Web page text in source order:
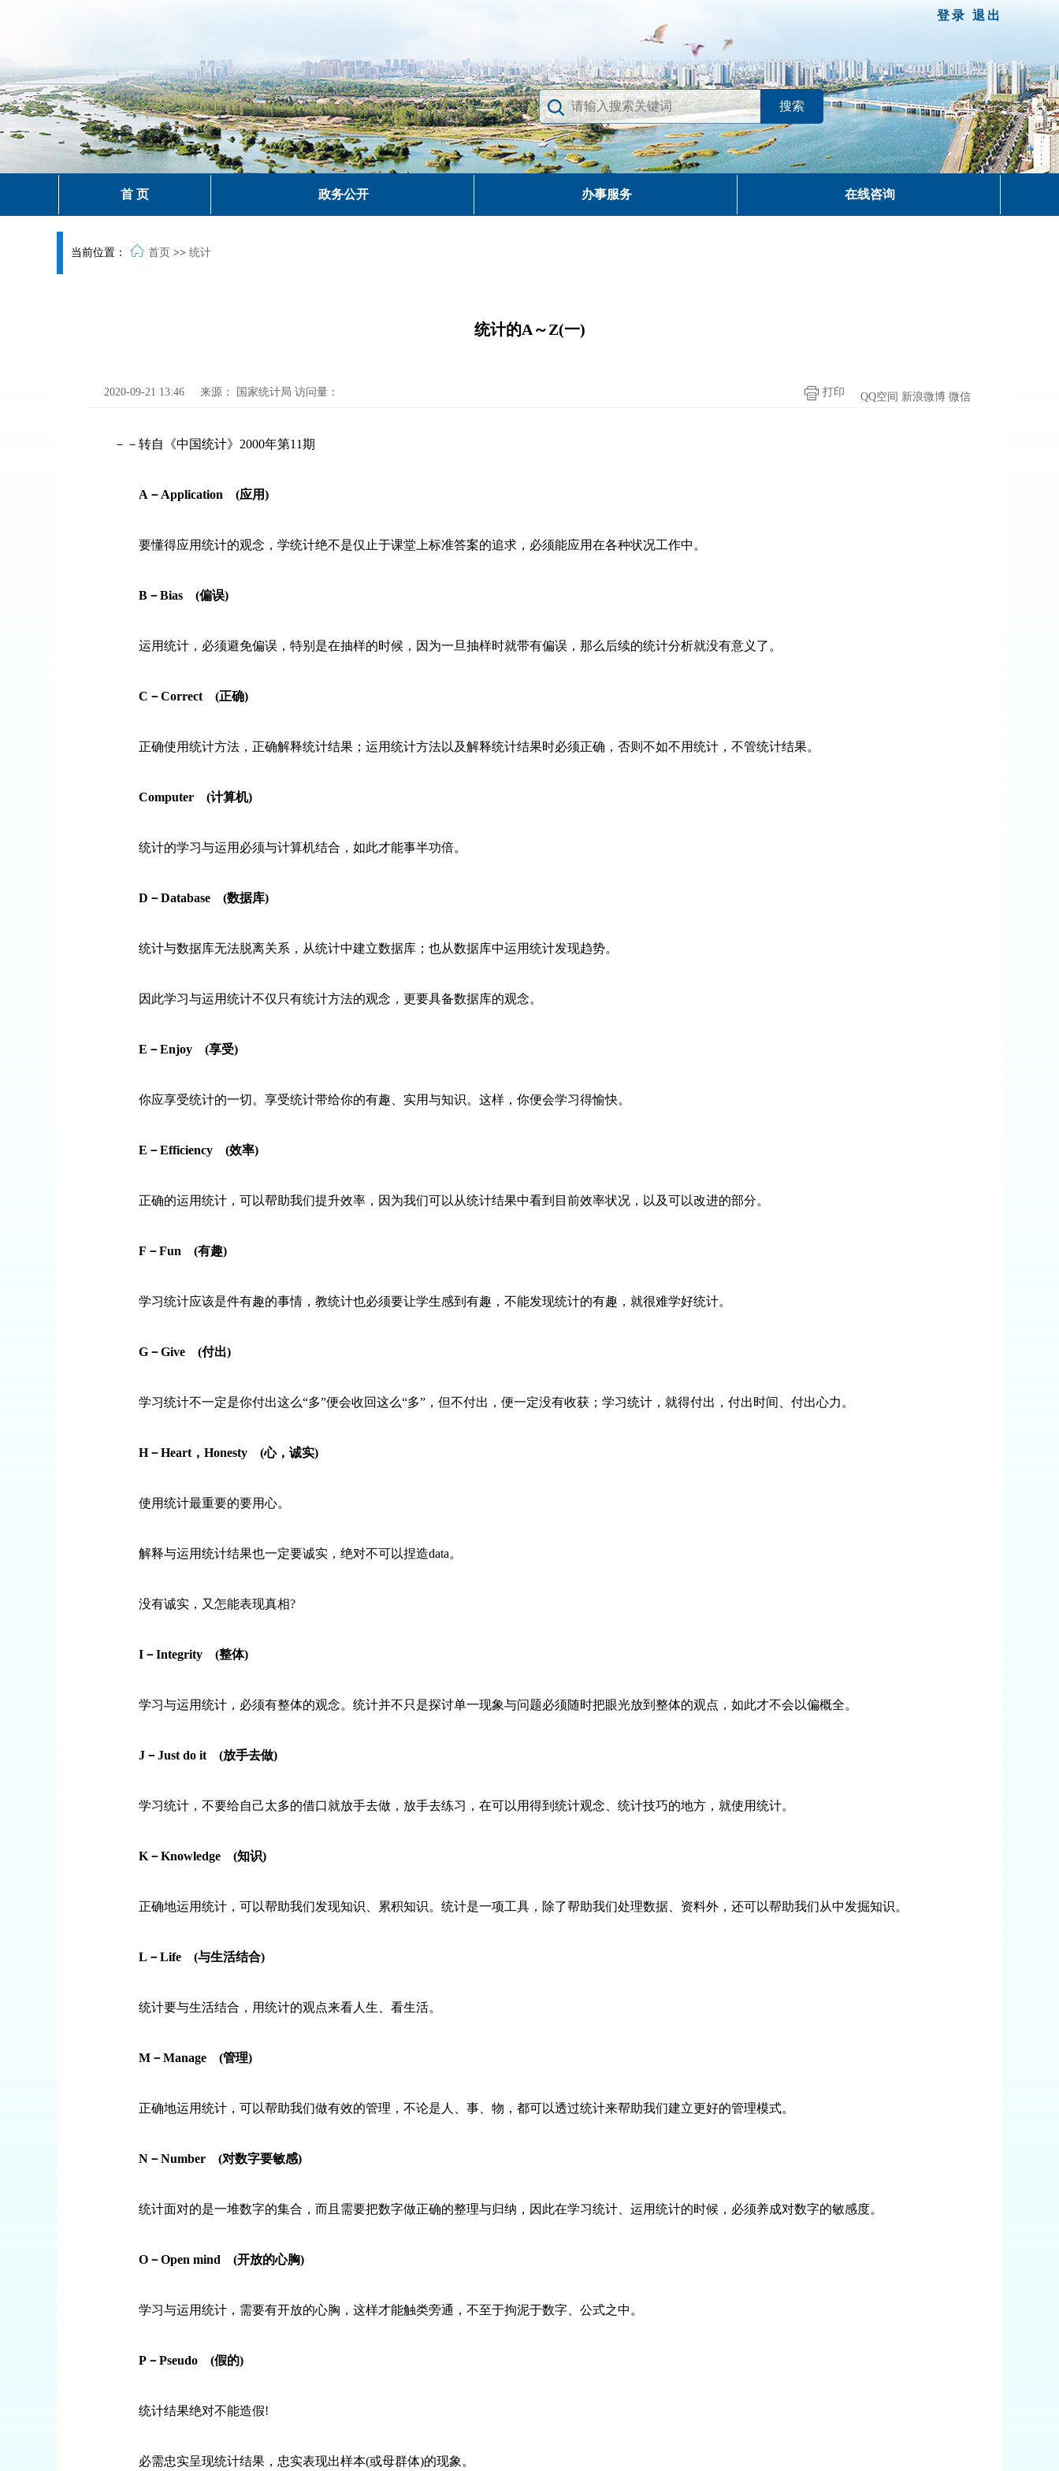
登录 退出
首 页 政务公开 办事服务 在线咨询
当前位置： 首页 >> 统计
统计的A～Z(一)
2020-09-21 13:46 来源： 国家统计局 访问量： 打印 QQ空间 新浪微博 微信
－－转自《中国统计》 2000年第11期
A － Application (应用)
要懂得应用统计的观念，学统计绝不是仅止于课堂上标准答案的追求，必须能应用在各种状况工作中。
B －Bias (偏误)
运用统计，必须避免偏误，特别是在抽样的时候，因为一旦抽样时就带有偏误，那么后续的统计分析就没有意义了。
C －Correct (正确)
正确使用统计方法，正确解释统计结果；运用统计方法以及解释统计结果时必须正确，否则不如不用统计，不管统计结果。
Computer (计算机)
统计的学习与运用必须与计算机结合，如此才能事半功倍。
D －Database (数据库)
统计与数据库无法脱离关系，从统计中建立数据库；也从数据库中运用统计发现趋势。
因此学习与运用统计不仅只有统计方法的观念，更要具备数据库的观念。
E －Enjoy (享受)
你应享受统计的一切。享受统计带给你的有趣、实用与知识。这样，你便会学习得愉快。
E －Efficiency (效率)
正确的运用统计，可以帮助我们提升效率，因为我们可以从统计结果中看到目前效率状况，以及可以改进的部分。
F －Fun (有趣)
学习统计应该是件有趣的事情，教统计也必须要让学生感到有趣，不能发现统计的有趣，就很难学好统计。
G －Give (付出)
学习统计不一定是你付出这么“多”便会收回这么“多”，但不付出，便一定没有收获；学习统计，就得付出，付出时间、付出心力。
H－Heart ， Honesty (心，诚实)
使用统计最重要的要用心。
解释与运用统计结果也一定要诚实，绝对不可以捏造data。
没有诚实，又怎能表现真相?
I －Integrity (整体)
学习与运用统计，必须有整体的观念。统计并不只是探讨单一现象与问题必须随时把眼光放到整体的观点，如此才不会以偏概全。
J －Just do it (放手去做)
学习统计，不要给自己太多的借口就放手去做，放手去练习，在可以用得到统计观念、统计技巧的地方，就使用统计。
K －Knowledge (知识)
正确地运用统计，可以帮助我们发现知识、累积知识。统计是一项工具，除了帮助我们处理数据、资料外，还可以帮助我们从中发掘知识。
L －Life (与生活结合)
统计要与生活结合，用统计的观点来看人生、看生活。
M －Manage (管理)
正确地运用统计，可以帮助我们做有效的管理，不论是人、事、物，都可以透过统计来帮助我们建立更好的管理模式。
N －Number (对数字要敏感)
统计面对的是一堆数字的集合，而且需要把数字做正确的整理与归纳，因此在学习统计、运用统计的时候，必须养成对数字的敏感度。
O －Open mind (开放的心胸)
学习与运用统计，需要有开放的心胸，这样才能触类旁通，不至于拘泥于数字、公式之中。
P －Pseudo (假的)
统计结果绝对不能造假!
必需忠实呈现统计结果，忠实表现出样本(或母群体)的现象。